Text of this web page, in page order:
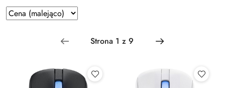
Zastosowano
sortowanie:
Sortuj
według